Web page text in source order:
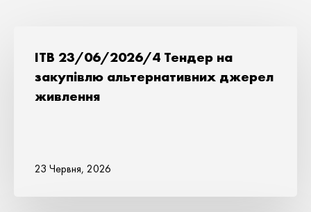
ITB 23/06/2026/4 Тендер на
закупівлю альтернативних джерел
живлення
23 Червня, 2026